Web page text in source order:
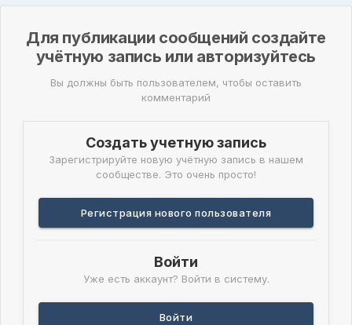
Для публикации сообщений создайте
учётную запись или авторизуйтесь
Вы должны быть пользователем, чтобы оставить
комментарий
Создать учетную запись
Зарегистрируйте новую учётную запись в нашем
сообществе. Это очень просто!
Регистрация нового пользователя
Войти
Уже есть аккаунт? Войти в систему.
Войти